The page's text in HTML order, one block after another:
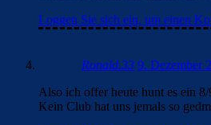
Loggen Sie sich ein, um einen
Ronald.33 9. Dezember
Also ich offer heute hunt es ein
Kein Club hat uns jemals so